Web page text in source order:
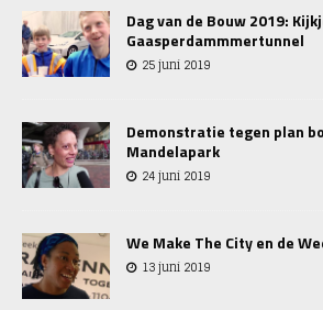
Dag van de Bouw 2019:
Gaasperdammmertunnel
25 juni 2019
Demonstratie tegen plan
Mandelapark
24 juni 2019
We Make The City en de
13 juni 2019